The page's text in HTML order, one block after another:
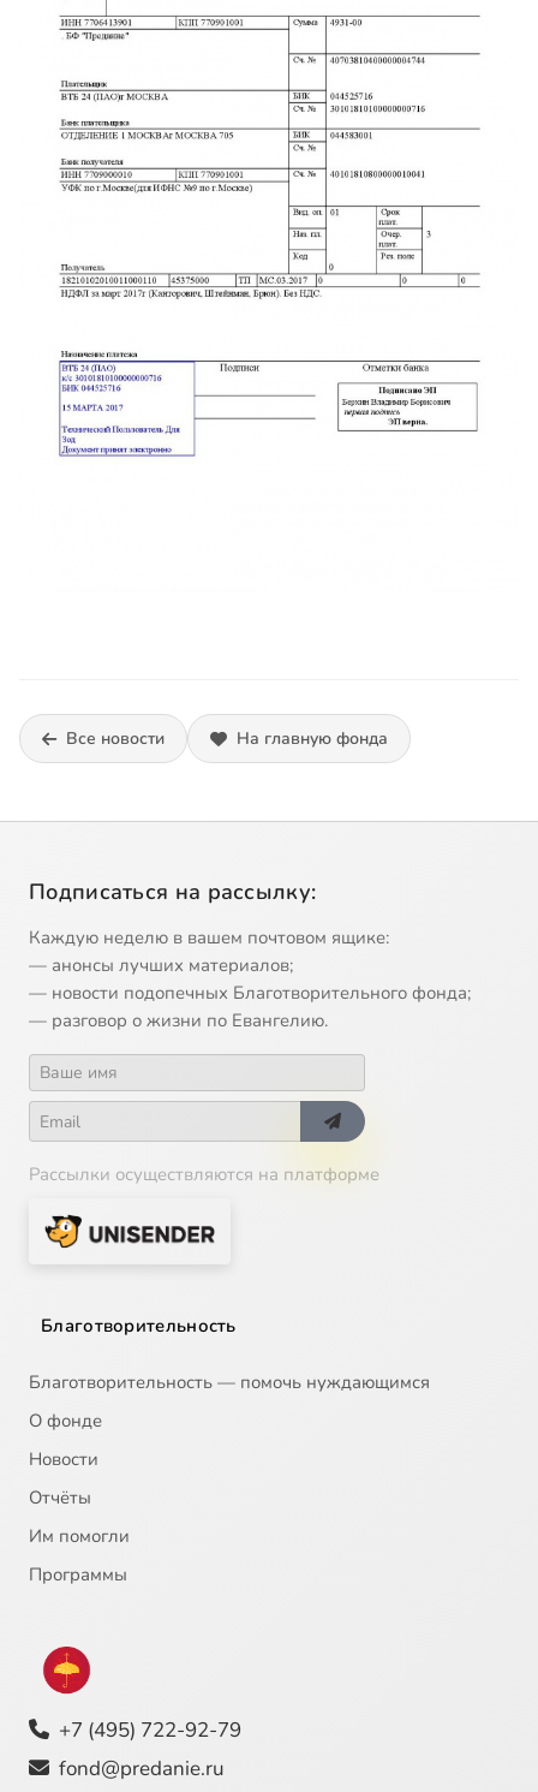
Все новости На главную фонда
Подписаться на рассылку:
Каждую неделю в вашем почтовом ящике:
— анонсы лучших материалов;
— новости подопечных Благотворительного фонда;
— разговор о жизни по Евангелию.
Рассылки осуществляются на платформе
Благотворительность
Благотворительность — помочь нуждающимся
О фонде
Новости
Отчёты
Им помогли
Программы
+7 (495) 722-92-79
fond@predanie.ru